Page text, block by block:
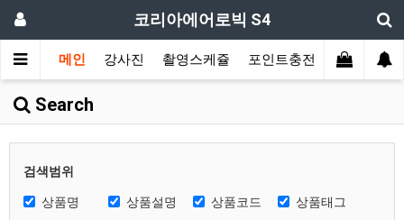
코리아에어로빅 S4
메인 강사진 촬영스케쥴 포인트충전 장르별 모음
Search
검색범위
상품명 상품설명 상품코드
상품태그